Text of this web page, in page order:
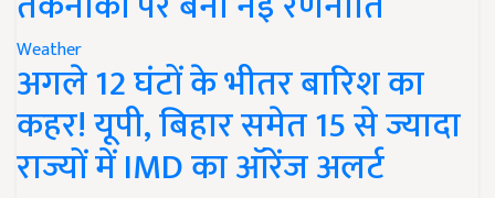
Weather
अगले 12 घंटों के भीतर बारिश का
कहर! यूपी, बिहार समेत 15 से ज्यादा
राज्यों में IMD का ऑरेंज अलर्ट